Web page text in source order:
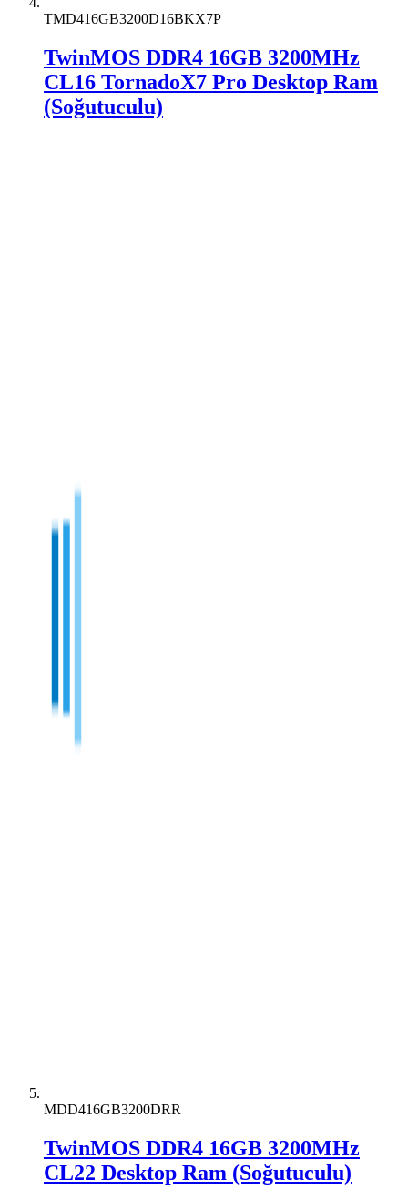
TMD416GB3200D16BKX7P
TwinMOS DDR4 16GB 3200MHz
CL16 TornadoX7 Pro Desktop Ram
(Soğutuculu)
MDD416GB3200DRR
TwinMOS DDR4 16GB 3200MHz
CL22 Desktop Ram (Soğutuculu)